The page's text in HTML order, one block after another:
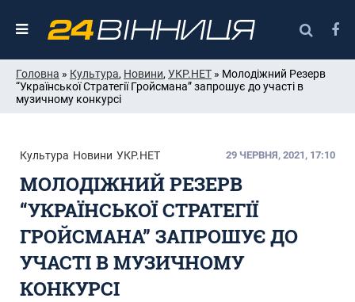
Головна » Культура, Новини, УКР.НЕТ » Молодіжний Резерв
“Української Стратегії Гройсмана” запрошує до участі в
музичному конкурсі
Культура Новини УКР.НЕТ 29 ЧЕРВНЯ, 2021, 17:10
МОЛОДІЖНИЙ РЕЗЕРВ
“УКРАЇНСЬКОЇ СТРАТЕГІЇ
ГРОЙСМАНА” ЗАПРОШУЄ ДО
УЧАСТІ В МУЗИЧНОМУ
КОНКУРСІ